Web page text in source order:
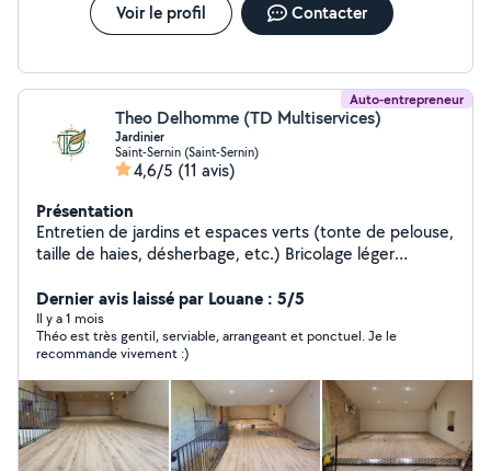
Voir le profil Contacter
Auto-entrepreneur
Theo Delhomme (TD Multiservices)
Jardinier
Saint-Sernin (Saint-Sernin)
4,6/5 (11 avis)
Présentation
Entretien de jardins et espaces verts (tonte de pelouse,
taille de haies, désherbage, etc.) Bricolage léger
Conseils personnalisés pour vos projets de bricolage et
Dernier avis laissé par Louane : 5/5
Il y a 1 mois
Théo est très gentil, serviable, arrangeant et ponctuel. Je le
recommande vivement :)